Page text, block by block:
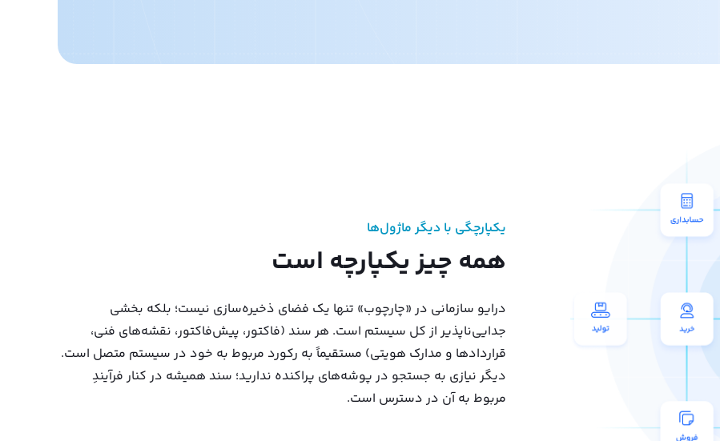
یکپارچگی با دیگر ماژول‌ها
همه چیز یکپارچه است
درایو سازمانی در «چارچوب» تنها یک فضای ذخیره‌سازی نیست؛ بلکه بخشی
جدایی‌ناپذیر از کل سیستم است. هر سند (فاکتور، پیش‌فاکتور، نقشه‌های فنی،
قراردادها و مدارک هویتی) مستقیماً به رکورد مربوط به خود در سیستم متصل است.
دیگر نیازی به جستجو در پوشه‌های پراکنده ندارید؛ سند همیشه در کنار فرآیندِ
مربوط به آن در دسترس است.